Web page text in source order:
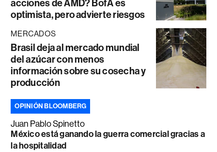
acciones de AMD? BofA es
optimista, pero advierte riesgos
MERCADOS
Brasil deja al mercado mundial
del azúcar con menos
información sobre su cosecha y
producción
OPINIÓN BLOOMBERG
Juan Pablo Spinetto
México está ganando la guerra comercial gracias a
la hospitalidad